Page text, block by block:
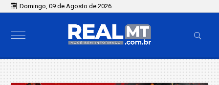
Domingo, 09 de Agosto de 2026